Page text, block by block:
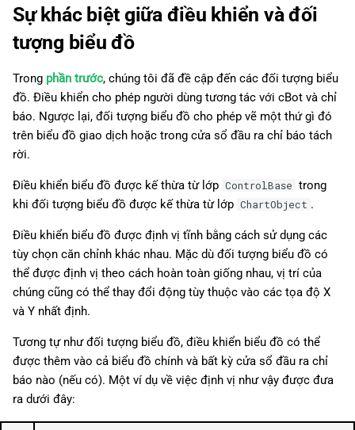
Kiểu dáng
Hình ảnh
Sự khác biệt giữa điều khiển và đối
tượng biểu đồ
Trong phần trước, chúng tôi đã đề cập đến các đối tượng biểu
đồ. Điều khiển cho phép người dùng tương tác với cBot và chỉ
báo. Ngược lại, đối tượng biểu đồ cho phép vẽ một thứ gì đó
trên biểu đồ giao dịch hoặc trong cửa sổ đầu ra chỉ báo tách
rời.
Điều khiển biểu đồ được kế thừa từ lớp ControlBase trong
khi đối tượng biểu đồ được kế thừa từ lớp ChartObject .
Điều khiển biểu đồ được định vị tĩnh bằng cách sử dụng các
tùy chọn căn chỉnh khác nhau. Mặc dù đối tượng biểu đồ có
thể được định vị theo cách hoàn toàn giống nhau, vị trí của
chúng cũng có thể thay đổi động tùy thuộc vào các tọa độ X
và Y nhất định.
Tương tự như đối tượng biểu đồ, điều khiển biểu đồ có thể
được thêm vào cả biểu đồ chính và bất kỳ cửa sổ đầu ra chỉ
báo nào (nếu có). Một ví dụ về việc định vị như vậy được đưa
ra dưới đây: